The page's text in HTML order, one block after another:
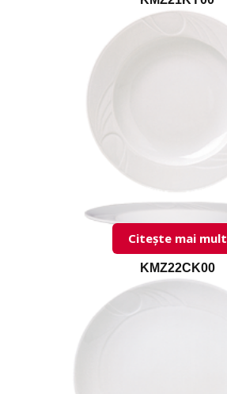
KMZ22CK00
Citește mai mult